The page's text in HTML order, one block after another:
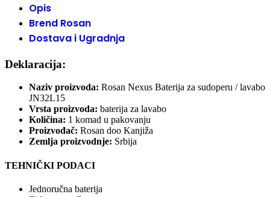
Opis
Brend Rosan
Dostava i Ugradnja
Deklaracija:
Naziv proizvoda: Rosan Nexus Baterija za sudoperu / lavabo
JN32L15
Vrsta proizvoda: baterija za lavabo
Količina: 1 komad u pakovanju
Proizvođač: Rosan doo Kanjiža
Zemlja proizvodnje: Srbija
TEHNIČKI PODACI
Jednoručna baterija